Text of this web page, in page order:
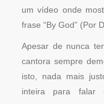
um vídeo onde
frase “By God” (Por
Apesar de nunca
cantora sempre
isto, nada mais
inteira para falar